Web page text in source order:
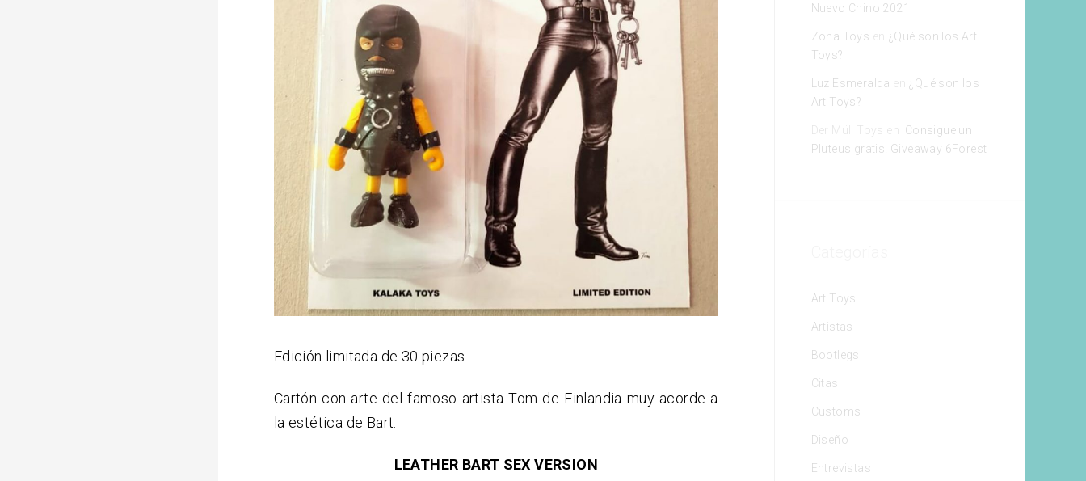
Edición limitada de 30 piezas.
Cartón con arte del famoso artista Tom de Finlandia muy acorde a
la estética de Bart.
LEATHER BART SEX VERSION
Nuevo Chino 2021
Zona Toys en
¿Qué son los Art
Toys?
Luz Esmeralda en ¿Qué son los
Art Toys?
Der Müll Toys en ¡Consigue un
Pluteus gratis! Giveaway 6Forest
Art Toys
Artistas
Bootlegs
Citas
Customs
Diseño
Entrevistas